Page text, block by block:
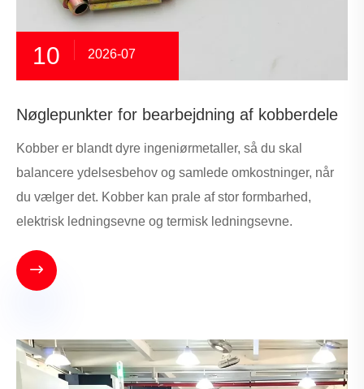
10 2026-07
Nøglepunkter for bearbejdning af kobberdele
Kobber er blandt dyre ingeniørmetaller, så du skal
balancere ydelsesbehov og samlede omkostninger, når
du vælger det. Kobber kan prale af stor formbarhed,
elektrisk ledningsevne og termisk ledningsevne.
